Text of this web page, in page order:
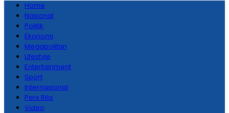
Home
Nasional
Politik
Ekonomi
Megapolitan
Lifestyle
Entertainment
Sport
Internasional
Pers Rilis
Video